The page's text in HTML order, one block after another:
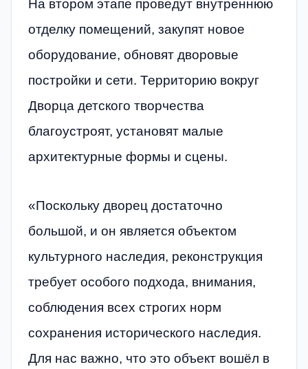
На втором этапе проведут внутреннюю
отделку помещений, закупят новое
оборудование, обновят дворовые
постройки и сети. Территорию вокруг
Дворца детского творчества
благоустроят, установят малые
архитектурные формы и сцены.
«Поскольку дворец достаточно
большой, и он является объектом
культурного наследия, реконструкция
требует особого подхода, внимания,
соблюдения всех строгих норм
сохранения исторического наследия.
Для нас важно, что это объект вошёл в